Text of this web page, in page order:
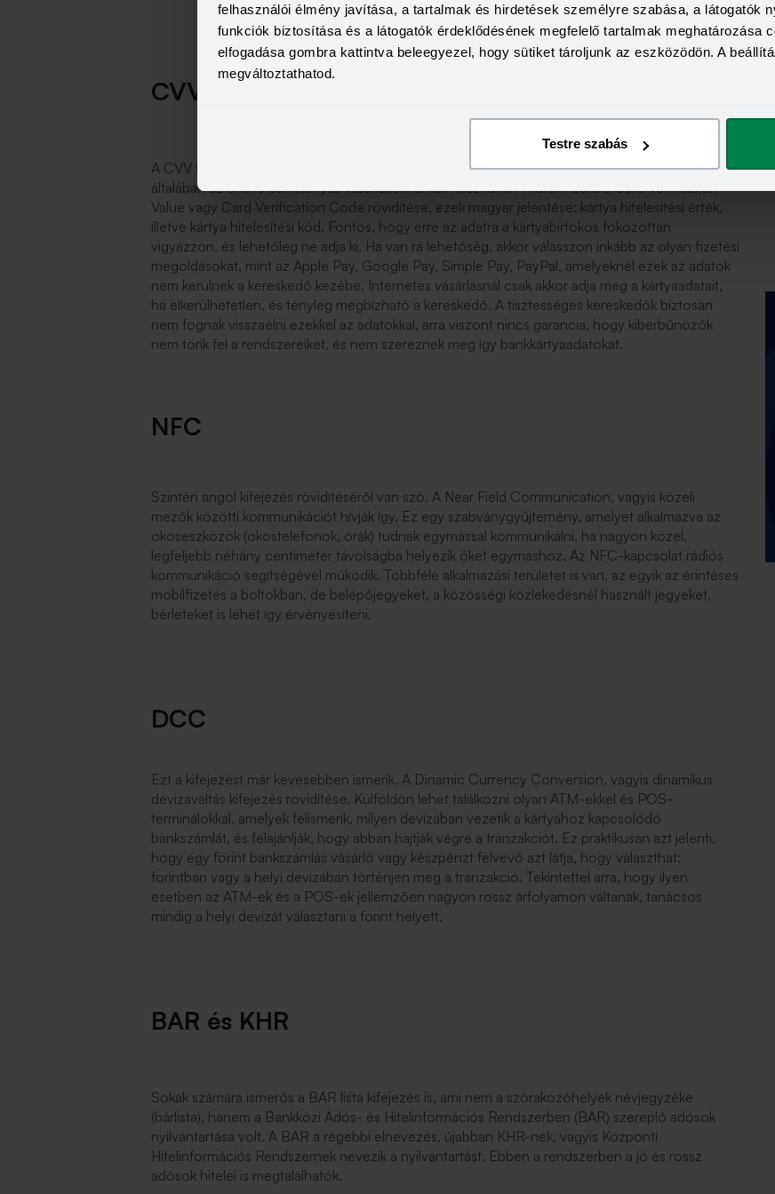
felhasználói élmény javítása, a tartalmak és hirdetések személyre szabása, a látogatók
funkciók biztosítása és a látogatók érdeklődésének megfelelő tartalmak meghatározása
elfogadása gombra kattintva beleegyezel, hogy sütiket tároljunk az eszközödön. A
megváltoztathatod.
Testre szabás
CVV vagy CVC
A CVV vagy CVC az a 3-4 számjegyű kód, amely a bankkártyák hátoldalán szokott lenni, és
általában az online bankkártyás vásárlásoknál kell használni. A három betű a Card Verification
Value vagy Card Verification Code rövidítése, ezek magyar jelentése: kártya hitelesítési érték,
illetve kártya hitelesítési kód. Fontos, hogy erre az adatra a kártyabirtokos fokozottan
vigyázzon, és lehetőleg ne adja ki. Ha van rá lehetőség, akkor válasszon inkább az olyan fizetési
megoldásokat, mint az Apple Pay, Google Pay, Simple Pay, PayPal, amelyeknél ezek az adatok
nem kerülnek a kereskedő kezébe. Internetes vásárlásnál csak akkor adja meg a kártyaadatait,
ha elkerülhetetlen, és tényleg megbízható a kereskedő. A tisztességes kereskedők biztosan
nem fognak visszaélni ezekkel az adatokkal, arra viszont nincs garancia, hogy kiberbűnözők
nem törik fel a rendszereiket, és nem szereznek meg így bankkártyaadatokat.
NFC
Szintén angol kifejezés rövidítéséről van szó. A Near Field Communication, vagyis közeli
mezők közötti kommunikációt hívják így. Ez egy szabványgyűjtemény, amelyet alkalmazva az
okoseszközök (okostelefonok, órák) tudnak egymással kommunikálni, ha nagyon közel,
legfeljebb néhány centiméter távolságba helyezik őket egymáshoz. Az NFC-kapcsolat rádiós
kommunikáció segítségével működik. Többféle alkalmazási területet is van, az egyik az érintéses
mobilfizetés a boltokban, de belépőjegyeket, a közösségi közlekedésnél használt jegyeket,
bérleteket is lehet így érvényesíteni.
DCC
Ezt a kifejezést már kevesebben ismerik. A Dinamic Currency Conversion, vagyis dinamikus
devizaváltás kifejezés rövidítése. Külföldön lehet találkozni olyan ATM-ekkel és POS-
terminálokkal, amelyek felismerik, milyen devizában vezetik a kártyához kapcsolódó
bankszámlát, és felajánlják, hogy abban hajtják végre a tranzakciót. Ez praktikusan azt jelenti,
hogy egy forint bankszámlás vásárló vagy készpénzt felvevő azt látja, hogy választhat:
forintban vagy a helyi devizában történjen meg a tranzakció. Tekintettel arra, hogy ilyen
esetben az ATM-ek és a POS-ek jellemzően nagyon rossz árfolyamon váltanak, tanácsos
mindig a helyi devizát választani a forint helyett.
BAR és KHR
Sokak számára ismerős a BAR lista kifejezés is, ami nem a szórakozóhelyek névjegyzéke
(bárlista), hanem a Bankközi Adós- és Hitelinformációs Rendszerben (BAR) szereplő adósok
nyilvántartása volt. A BAR a régebbi elnevezés, újabban KHR-nek, vagyis Központi
Hitelinformációs Rendszernek nevezik a nyilvántartást. Ebben a rendszerben a jó és rossz
adósok hitelei is megtalálhatók.